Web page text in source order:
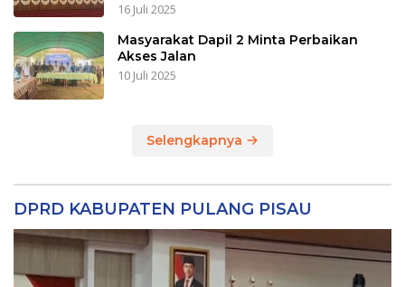
16 Juli 2025
Masyarakat Dapil 2 Minta Perbaikan
Akses Jalan
10 Juli 2025
Selengkapnya
DPRD KABUPATEN PULANG PISAU